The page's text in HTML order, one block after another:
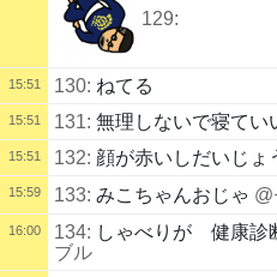
129:
15:51 130: ねてる
15:51 131: 無理しないで寝てい
15:51 132: 顔が赤いしだいじょ
15:59 133: みこちゃんおじゃ
16:00 134: しゃべりが 健康診
ブル